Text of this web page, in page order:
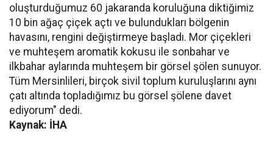
oluşturduğumuz 60 jakaranda koruluğuna diktiğimiz
10 bin ağaç çiçek açtı ve bulundukları bölgenin
havasını, rengini değiştirmeye başladı. Mor çiçekleri
ve muhteşem aromatik kokusu ile sonbahar ve
ilkbahar aylarında muhteşem bir görsel şölen sunuyor.
Tüm Mersinlileri, birçok sivil toplum kuruluşlarını aynı
çatı altında topladığımız bu görsel şölene davet
ediyorum" dedi.
Kaynak: İHA